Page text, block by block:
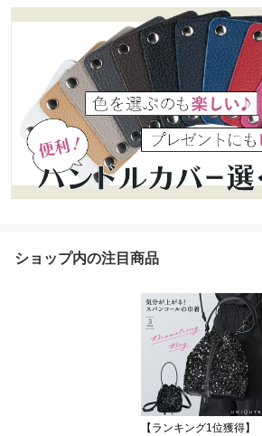
ショップ内の注目商品
【ランキング1位獲得】